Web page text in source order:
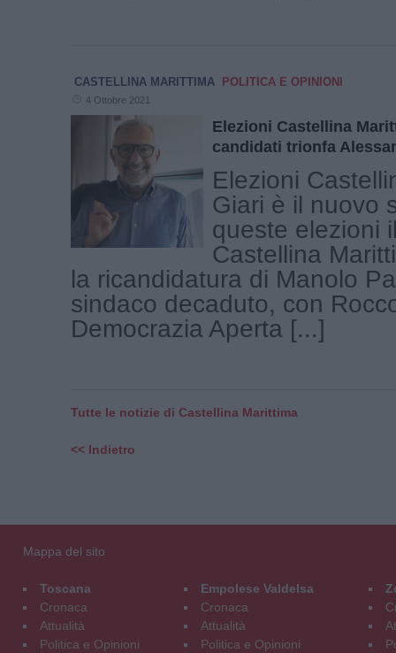
CASTELLINA MARITTIMA POLITICA E OPINIONI
4 Ottobre 2021
Elezioni Castellina
candidati trionfa
Elezioni
Giari è il nuovo
queste elezioni
Castellina
la ricandidatura di Manolo
sindaco decaduto, con
Democrazia Aperta [...]
Tutte le notizie di Castellina Marittima
<< Indietro
Mappa del sito
Toscana
Cronaca
Attualità
Politica e Opinioni
Empolese Valdelsa
Cronaca
Attualità
Politica e Opinioni